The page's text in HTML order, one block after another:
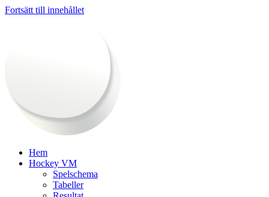
Fortsätt till innehållet
Hem
Hockey VM
Spelschema
Tabeller